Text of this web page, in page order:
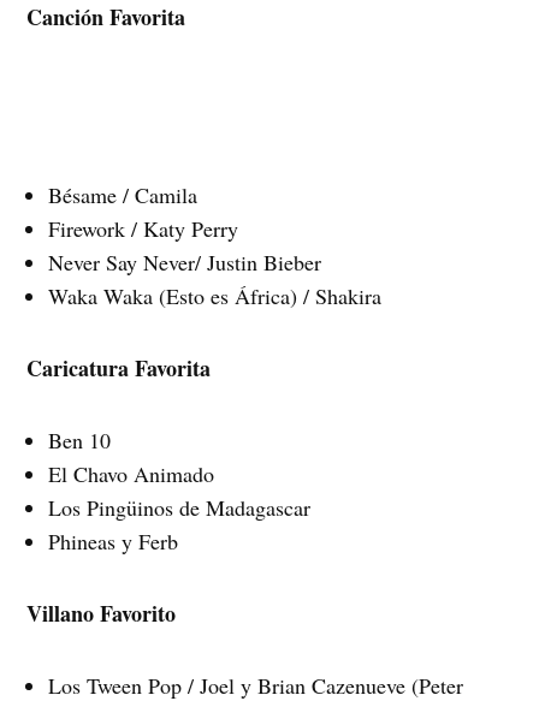
Canción Favorita
Bésame / Camila
Firework / Katy Perry
Never Say Never/ Justin Bieber
Waka Waka (Esto es África) / Shakira
Caricatura Favorita
Ben 10
El Chavo Animado
Los Pingüinos de Madagascar
Phineas y Ferb
Villano Favorito
Los Tween Pop / Joel y Brian Cazenueve (Peter